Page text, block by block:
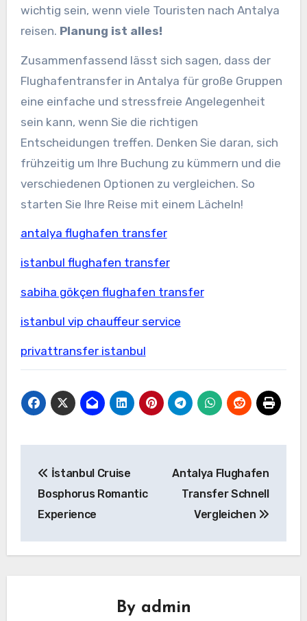
wichtig sein, wenn viele Touristen nach Antalya
reisen. Planung ist alles!
Zusammenfassend lässt sich sagen, dass der
Flughafentransfer in Antalya für große Gruppen
eine einfache und stressfreie Angelegenheit
sein kann, wenn Sie die richtigen
Entscheidungen treffen. Denken Sie daran, sich
frühzeitig um Ihre Buchung zu kümmern und die
verschiedenen Optionen zu vergleichen. So
starten Sie Ihre Reise mit einem Lächeln!
antalya flughafen transfer
istanbul flughafen transfer
sabiha gökçen flughafen transfer
istanbul vip chauffeur service
privattransfer istanbul
gezinmesi
İstanbul Cruise
Bosphorus Romantic
Experience
Antalya Flughafen
Transfer Schnell
Vergleichen
By admin